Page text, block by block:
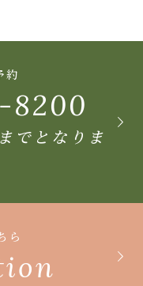
約
8200
でとなりま
ら